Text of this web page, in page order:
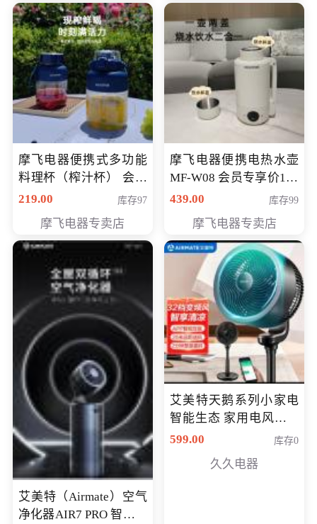
摩飞电器便携式多功能
料理杯（榨汁杯） 会员
专享价118元
219.00 库存97
摩飞电器专卖店
摩飞电器便携电热水壶
MF-W08 会员专享价198
元
439.00 库存99
摩飞电器专卖店
艾美特（Airmate）空气
净化器AIR7 PRO 智能全
艾美特天鹅系列小家电
智能生态 家用电风扇直
流变频节能轻音空气循
鹅，白天鹅智能)
599.00 库存0
久久电器